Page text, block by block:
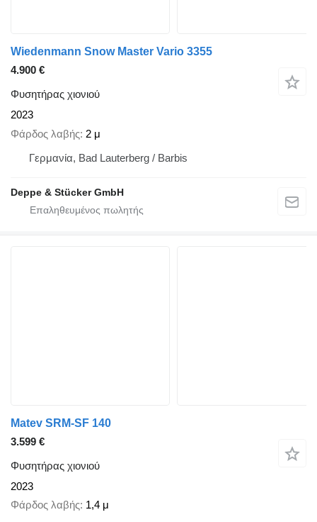
Wiedenmann Snow Master Vario 3355
4.900 €
Φυσητήρας χιονιού
2023
Φάρδος λαβής 2 μ
Γερμανία, Bad Lauterberg / Barbis
Deppe & Stücker GmbH
Matev SRM-SF 140
3.599 €
Φυσητήρας χιονιού
2023
Φάρδος λαβής 1,4 μ